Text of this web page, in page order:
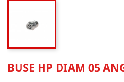
BUSE HP DIAM 05